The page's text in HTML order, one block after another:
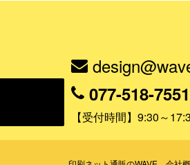
077-518-7551
【受付時間】9:30～